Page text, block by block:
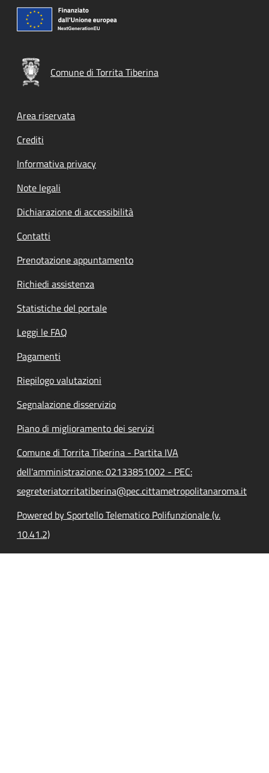
Comune di Torrita Tiberina
Footer menu
Area riservata
Crediti
Informativa privacy
Note legali
Dichiarazione di accessibilità
Contatti
Prenotazione appuntamento
Richiedi assistenza
Statistiche del portale
Leggi le FAQ
Pagamenti
Riepilogo valutazioni
Segnalazione disservizio
Piano di miglioramento dei servizi
Comune di Torrita Tiberina - Partita IVA
dell'amministrazione: 02133851002 - PEC:
segreteriatorritatiberina@pec.cittametropolitanaroma.it
Powered by Sportello Telematico Polifunzionale (v.
10.41.2)